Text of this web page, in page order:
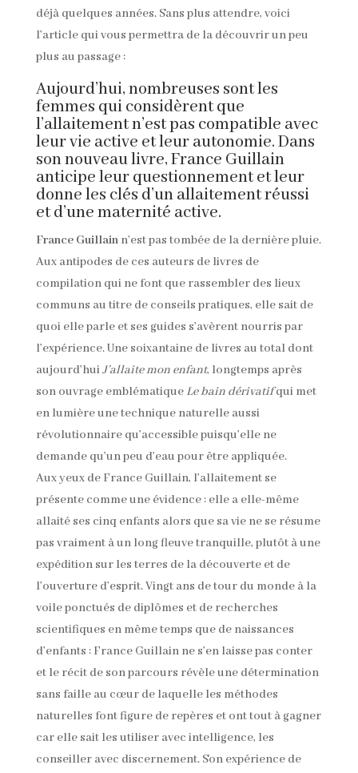
déjà quelques années. Sans plus attendre, voici
l’article qui vous permettra de la découvrir un peu
plus au passage :
Aujourd’hui, nombreuses sont les
femmes qui considèrent que
l’allaitement n’est pas compatible avec
leur vie active et leur autonomie. Dans
son nouveau livre, France Guillain
anticipe leur questionnement et leur
donne les clés d’un allaitement réussi
et d’une maternité active.
France Guillainn’est pas tombée de la dernière pluie.
Aux antipodes de ces auteurs de livres de
compilation qui ne font que rassembler des lieux
communs au titre de conseils pratiques, elle sait de
quoi elle parle et ses guides s’avèrent nourris par
l’expérience. Une soixantaine de livres au total dont
aujourd’huiJ’allaite mon enfant, longtemps après
son ouvrage emblématiqueLe bain dérivatifqui met
en lumière une technique naturelle aussi
révolutionnaire qu’accessible puisqu’elle ne
demande qu’un peu d’eau pour être appliquée.
Aux yeux de France Guillain, l’allaitement se
présente comme une évidence : elle a elle-même
allaité ses cinq enfants alors que sa vie ne se résume
pas vraiment à un long fleuve tranquille, plutôt à une
expédition sur les terres de la découverte et de
l’ouverture d’esprit. Vingt ans de tour du monde à la
voile ponctués de diplômes et de recherches
scientifiques en même temps que de naissances
d’enfants : France Guillain ne s’en laisse pas conter
et le récit de son parcours révèle une détermination
sans faille au cœur de laquelle les méthodes
naturelles font figure de repères et ont tout à gagner
car elle sait les utiliser avec intelligence, les
conseiller avec discernement. Son expérience de